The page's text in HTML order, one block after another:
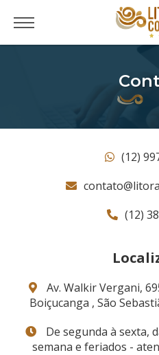
(12)
(12)
Av. Walkir Vergani,
Boiçucanga , São
De segunda à sexta,
semana e feriados -